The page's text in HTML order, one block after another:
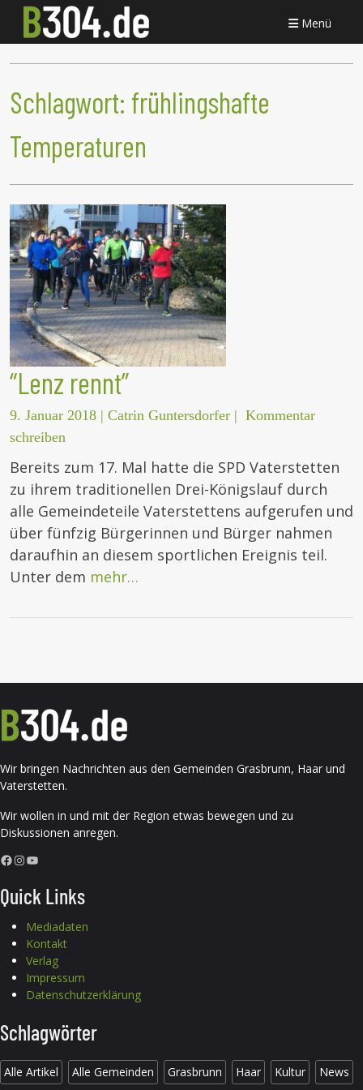
Menü
Schlagwort: frühlingshafte
Temperaturen
“Lenz rennt”
9. Januar 2018 | Catrin Guntersdorfer | Kommentar
schreiben
Bereits zum 17. Mal hatte die SPD Vaterstetten
zu ihrem traditionellen Drei-Königslauf durch
alle Gemeindeteile Vaterstettens aufgerufen und
über fünfzig Bürgerinnen und Bürger nahmen
daraufhin an diesem sportlichen Ereignis teil.
Unter dem mehr…
Wir bringen Nachrichten aus den Gemeinden Grasbrunn, Haar und
Vaterstetten.
Wir wollen in und mit der Region etwas bewegen und zu
Diskussionen anregen.
Facebook InstagramYouTube
Quick Links
Mediadaten
Kontakt
Verlag
Impressum
Datenschutzerklärung
Schlagwörter
Alle Artikel Alle Gemeinden Grasbrunn Haar Kultur News